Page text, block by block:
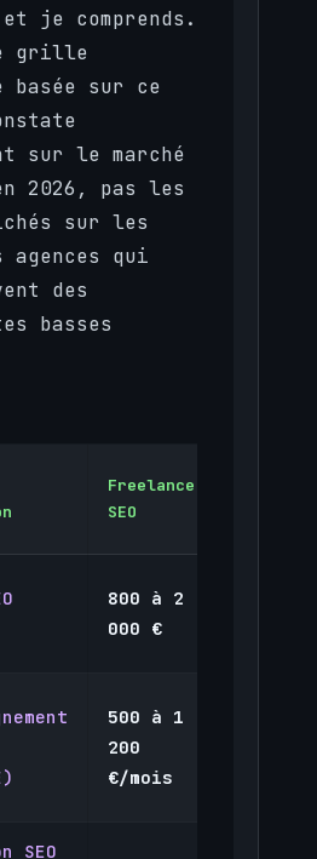
je comprends.
grille
sur ce
sur le marché
2026, pas les
sur les
qui
des
basses
Freelance
SEO
800 à 2
000 €
500 à 1
200
€/mois
SEO